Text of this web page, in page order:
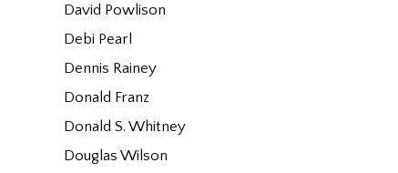
David Powlison
Debi Pearl
Dennis Rainey
Donald Franz
Donald S. Whitney
Douglas Wilson